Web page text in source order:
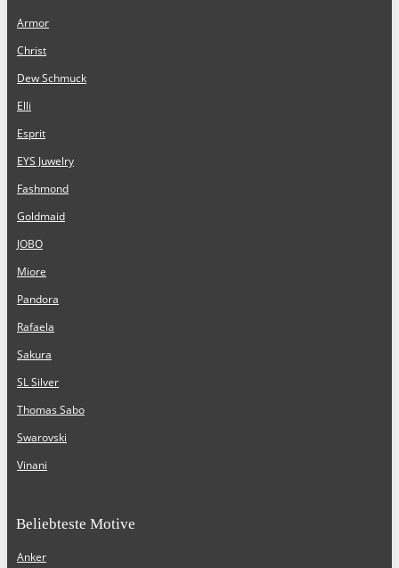
Armor
Christ
Dew Schmuck
Elli
Esprit
EYS Juwelry
Fashmond
Goldmaid
JOBO
Miore
Pandora
Rafaela
Sakura
SL Silver
Thomas Sabo
Swarovski
Vinani
Beliebteste Motive
Anker